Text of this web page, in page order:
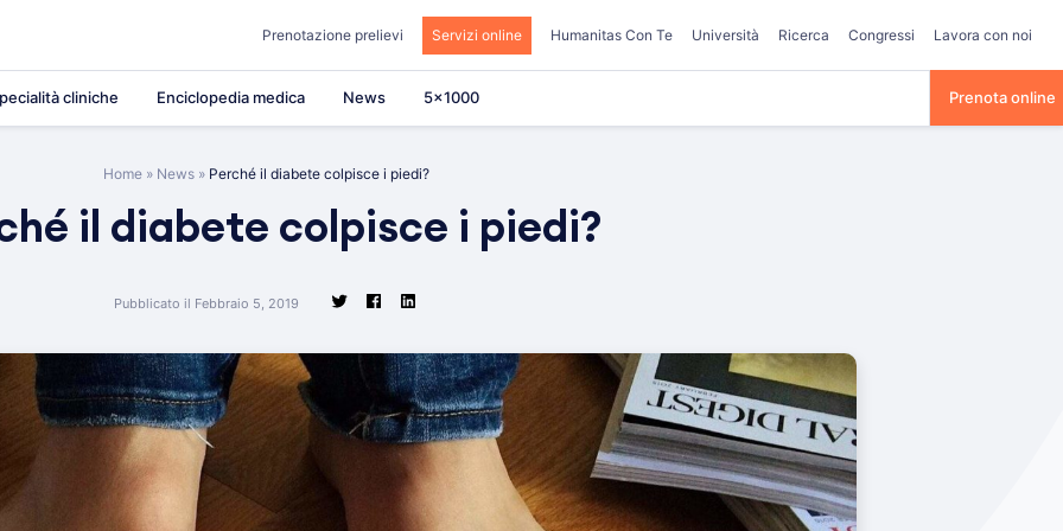
Prenotazione prelievi Servizi online Humanitas Con Te Università Ricerca Congressi Lavora con noi
cliniche Enciclopedia medica News 5×1000 Prenota online
Home» News» Perché il diabete colpisce i piedi?
il diabete colpisce i piedi?
Pubblicato il Febbraio 5, 2019